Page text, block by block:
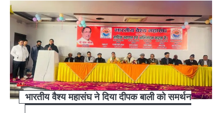
भारतीय वैश्य महासंघ ने दिया दीपक बाली को समर्थन